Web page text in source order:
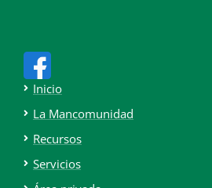
Inicio
La Mancomunidad
Recursos
Servicios